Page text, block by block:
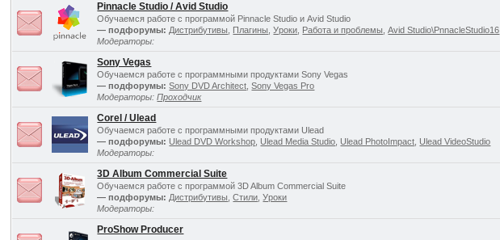
Pinnacle Studio / Avid Studio
Обучаемся работе с программой Pinnacle Studio и Avid Studio
— подфорумы: Дистрибутивы Плагины ,Уроки Работа и проблемы ,Avid Studio\PnnacleStudio16
Модераторы:
Sony Vegas
Обучаемся работе с программными продуктами Sony Vegas
— подфорумы: Sony DVD Architect ,Sony Vegas Pro
Модераторы:Проходчик
Corel / Ulead
Обучаемся работе с программными продуктами Ulead
— подфорумы: Ulead DVD Workshop Ulead Media Studio Ulead PhotoImpact Ulead VideoStudio
Модераторы:
3D Album Commercial Suite
Обучаемся работе с программой 3D Album Commercial Suite
— подфорумы: Дистрибутивы ,Стили ,Уроки
Модераторы:
ProShow Producer